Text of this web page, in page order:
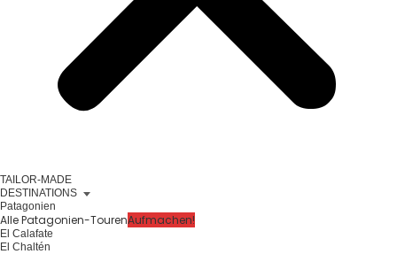
TAILOR-MADE
DESTINATIONS
Patagonien
Alle Patagonien-TourenAufmachen!
El Calafate
El Chaltén